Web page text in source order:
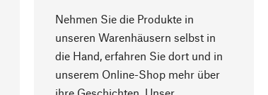
Nehmen Sie die Produkte in
unseren Warenhäusern selbst in
die Hand, erfahren Sie dort und in
unserem Online-Shop mehr über